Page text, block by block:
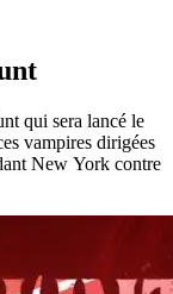
qui sera lancé le
vampires dirigées
New York contre